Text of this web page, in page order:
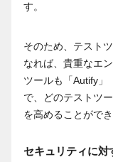
す。
そのため、テスト
なれば、貴重なエ
ツールも「Autify」
で、どのテストツ
を高めることができ
セキュリティに対